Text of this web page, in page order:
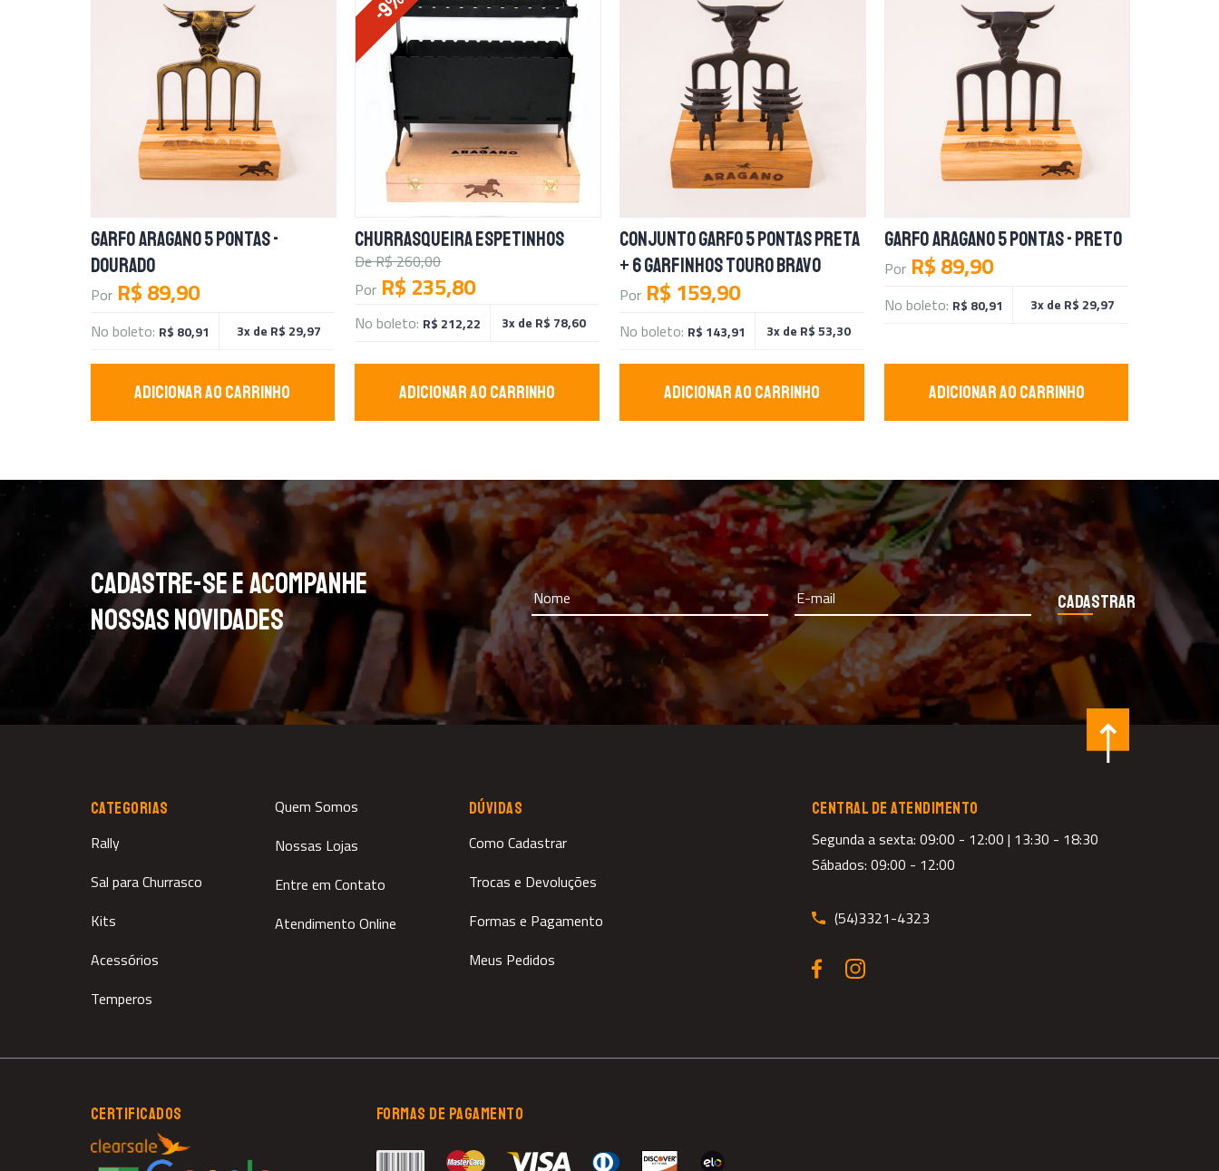
GARFO ARAGANO 5 PONTAS -
DOURADO
PorR$ 89,90
3x de R$ 29,97
No boleto: R$ 80,91
ADICIONAR AO CARRINHO
CHURRASQUEIRA ESPETINHOS
De R$260,00
Por R$ 235,80
3x de R$ 78,60
No boleto: R$ 212,22
ADICIONAR AO CARRINHO
CONJUNTO GARFO 5 PONTAS PRETA
+ 6 GARFINHOS TOURO BRAVO
Por R$ 159,90
3x de R$ 53,30
No boleto: R$ 143,91
ADICIONAR AO CARRINHO
GARFO ARAGANO 5 PONTAS - PRETO
Por R$ 89,90
3x de R$ 29,97
No boleto: R$ 80,91
ADICIONAR AO CARRINHO
CADASTRE-SE E ACOMPANHE
NOSSAS NOVIDADES
Cadastrar
CATEGORIAS
Rally
Sal para Churrasco
Kits
Acessórios
Temperos
Quem Somos
Nossas Lojas
Entre em Contato
Atendimento Online
DÚVIDAS
Como Cadastrar
Trocas e Devoluções
Formas e Pagamento
Meus Pedidos
CENTRAL DE ATENDIMENTO
Segunda a sexta: 09:00 - 12:00 | 13:30 - 18:30
Sábados: 09:00 - 12:00
(54)3321-4323
CERTIFICADOS FORMAS DE PAGAMENTO